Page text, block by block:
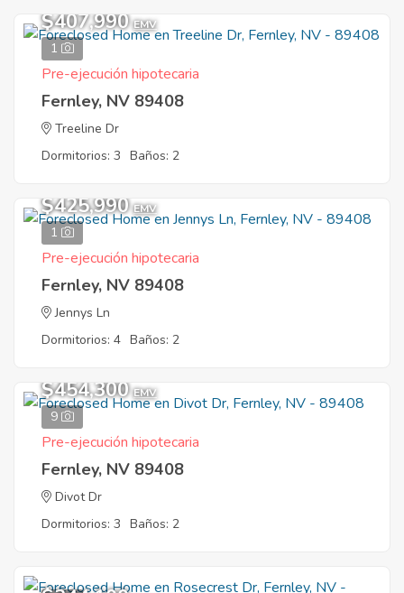
1
$407,990 EMV
Pre-ejecución hipotecaria
Fernley, NV 89408
Treeline Dr
Dormitorios: 3 Baños: 2
1
$425,990 EMV
Pre-ejecución hipotecaria
Fernley, NV 89408
Jennys Ln
Dormitorios: 4 Baños: 2
9
$454,300 EMV
Pre-ejecución hipotecaria
Fernley, NV 89408
Divot Dr
Dormitorios: 3 Baños: 2